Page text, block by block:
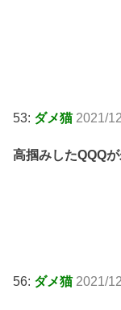
53: ダメ猫 2021/
高掴みしたQQQ
56: ダメ猫 2021/